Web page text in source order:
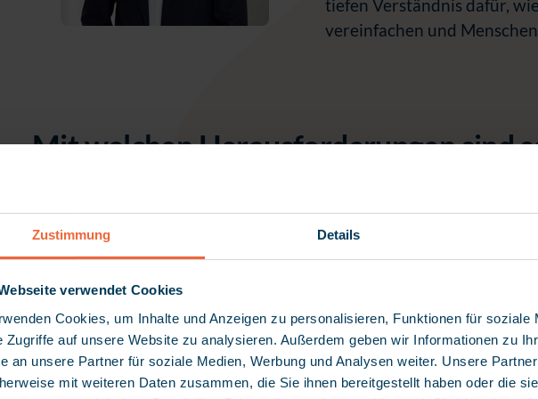
Zustimmung Details
verwendet Cookies
Cookies, um Inhalte und Anzeigen zu personalisieren, Funktionen für soziale
Zugriffe auf unsere Website zu analysieren. Außerdem geben wir Informationen zu
an unsere Partner für soziale Medien, Werbung und Analysen weiter. Unsere
mit weiteren Daten zusammen, die Sie ihnen bereitgestellt haben oder die
tiefen Verständnis dafür,
vereinfachen und
Mit welchen Herausforderungen sind
Soziale Einrichtungen stehen heute unter hohem Druck. Zum
in der gesellschaftlichen Diskussion um die Pflegekosten
Fachkräftemangel. Gleichzeitig nehmen
kontinuierlich zu. Besonders im Arbeitsalltag von Fachkräften
erheblicher Teil ihrer Arbeitszeit (bis zu 35 %) entfällt heute auf
Informationen werden teilweise immer noch handschriftlich
nicht nur die Fehleranfälligkeit erhöht, sondern Zeit kostet, die in